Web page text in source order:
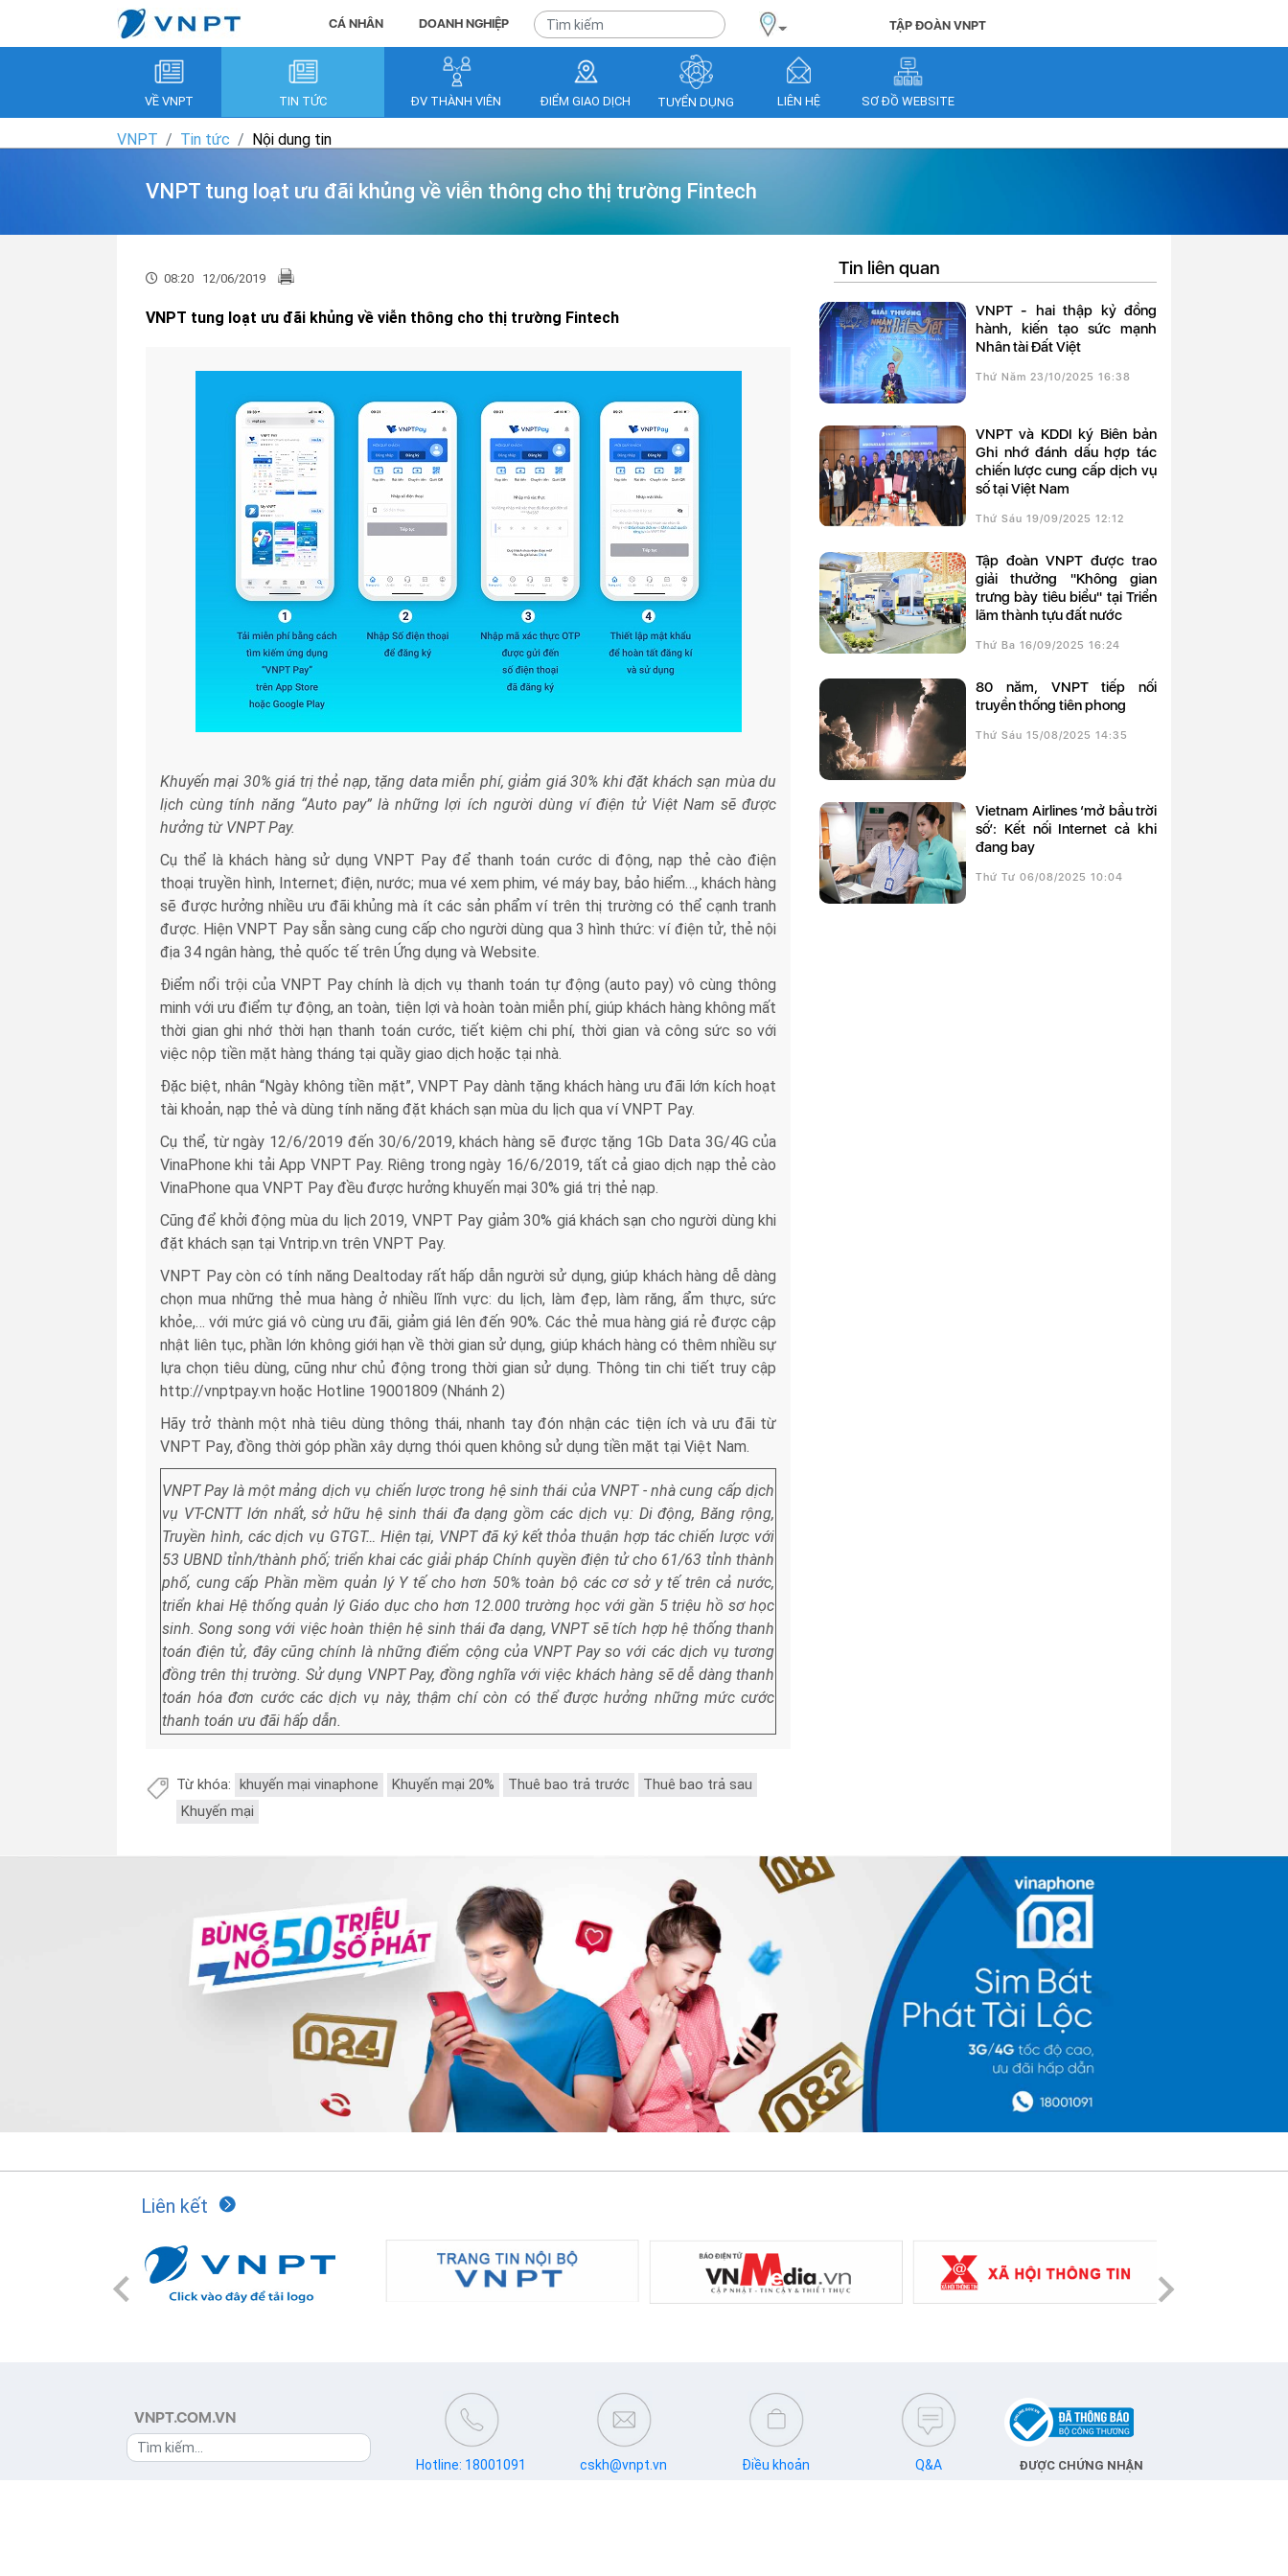
CÁ NHÂN DOANH NGHIỆP TẬP ĐOÀN VNPT
VỀ VNPT TIN TỨC ĐV THÀNH VIÊN ĐIỂM GIAO DỊCH TUYỂN DỤNG LIÊN HỆ SƠ ĐỒ WEBSITE
VNPT Tin tức Nội dung tin
VNPT tung loạt ưu đãi khủng về viễn thông cho thị trường Fintech
08:20 12/06/2019
VNPT tung loạt ưu đãi khủng về viễn thông cho thị trường Fintech
Khuyến mại 30% giá trị thẻ nạp, tặng data miễn phí, giảm giá 30% khi đặt khách sạn mùa du
lịch cùng tính năng “Auto pay” là những lợi ích người dùng ví điện tử Việt Nam sẽ được
hưởng từ VNPT Pay.
Cụ thể là khách hàng sử dụng VNPT Pay để thanh toán cước di động, nạp thẻ cào điện
thoại truyền hình, Internet; điện, nước; mua vé xem phim, vé máy bay, bảo hiểm…, khách hàng
sẽ được hưởng nhiều ưu đãi khủng mà ít các sản phẩm ví trên thị trường có thể cạnh tranh
được. Hiện VNPT Pay sẵn sàng cung cấp cho người dùng qua 3 hình thức: ví điện tử, thẻ nội
địa 34 ngân hàng, thẻ quốc tế trên Ứng dụng và Website.
Điểm nổi trội của VNPT Pay chính là dịch vụ thanh toán tự động (auto pay) vô cùng thông
minh với ưu điểm tự động, an toàn, tiện lợi và hoàn toàn miễn phí, giúp khách hàng không mất
thời gian ghi nhớ thời hạn thanh toán cước, tiết kiệm chi phí, thời gian và công sức so với
việc nộp tiền mặt hàng tháng tại quầy giao dịch hoặc tại nhà.
Đặc biệt, nhân “Ngày không tiền mặt”, VNPT Pay dành tặng khách hàng ưu đãi lớn kích hoạt
tài khoản, nạp thẻ và dùng tính năng đặt khách sạn mùa du lịch qua ví VNPT Pay.
Cụ thể, từ ngày 12/6/2019 đến 30/6/2019, khách hàng sẽ được tặng 1Gb Data 3G/4G của
VinaPhone khi tải App VNPT Pay. Riêng trong ngày 16/6/2019, tất cả giao dịch nạp thẻ cào
VinaPhone qua VNPT Pay đều được hưởng khuyến mại 30% giá trị thẻ nạp.
Cũng để khởi động mùa du lịch 2019, VNPT Pay giảm 30% giá khách sạn cho người dùng khi
đặt khách sạn tại Vntrip.vn trên VNPT Pay.
VNPT Pay còn có tính năng Dealtoday rất hấp dẫn người sử dụng, giúp khách hàng dễ dàng
chọn mua những thẻ mua hàng ở nhiều lĩnh vực: du lịch, làm đẹp, làm răng, ẩm thực, sức
khỏe,… với mức giá vô cùng ưu đãi, giảm giá lên đến 90%. Các thẻ mua hàng giá rẻ được cập
nhật liên tục, phần lớn không giới hạn về thời gian sử dụng, giúp khách hàng có thêm nhiều sự
lựa chọn tiêu dùng, cũng như chủ động trong thời gian sử dụng. Thông tin chi tiết truy cập
http://vnptpay.vn hoặc Hotline 19001809 (Nhánh 2)
Hãy trở thành một nhà tiêu dùng thông thái, nhanh tay đón nhận các tiện ích và ưu đãi từ
VNPT Pay, đồng thời góp phần xây dựng thói quen không sử dụng tiền mặt tại Việt Nam.
VNPT Pay là một mảng dịch vụ chiến lược trong hệ sinh thái của VNPT - nhàcung cấp dịch
vụ VT-CNTT lớn nhất, sở hữu hệ sinh thái đa dạng gồm các dịch vụ: Di động, Băng rộng,
Truyền hình, các dịch vụ GTGT… Hiện tại, VNPT đã ký kết thỏathuận hợp tác chiến lược với
53 UBND tỉnh/thành phố; triển khai các giải pháp Chính quyền điện tử cho 61/63 tỉnh thành
phố, cung cấp Phần mềm quản lý Y tế cho hơn 50% toàn bộ các cơ sở y tế trên cả nước,
triển khai Hệ thống quản lý Giáo dục cho hơn 12.000 trường học với gần 5 triệu hồ sơ học
sinh. Song song với việc hoàn thiệnhệ sinh thái đa dạng, VNPT sẽ tích hợp hệ thống thanh
toán điện tử, đây cũng chính lànhững điểm cộng của VNPT Pay so với các dịch vụ tương
đồng trên thị trường. Sửdụng VNPT Pay, đồng nghĩa với việc khách hàng sẽ dễ dàng thanh
toán hóa đơn cước các dịch vụ này, thậm chí còn có thể được hưởng những mức cước
thanh toán ưu đãi hấp dẫn.
Từ khóa: khuyến mại vinaphone Khuyến mại 20% Thuê bao trả trước
Thuê bao trả sau
Khuyến mại
Tin liên quan
VNPT - hai thập kỷ đồng
hành, kiến tạo sức mạnh
Nhân tài Đất Việt
Thứ Năm 23/10/2025 16:38
VNPT và KDDI ký Biên bản
Ghi nhớ đánh dấu hợp tác
chiến lược cung cấp dịch vụ
số tại Việt Nam
Thứ Sáu 19/09/2025 12:12
Tập đoàn VNPT được trao
giải thưởng "Không gian
trưng bày tiêu biểu" tại Triển
lãm thành tựu đất nước
Thứ Ba 16/09/2025 16:24
80 năm, VNPT tiếp nối
truyền thống tiên phong
Thứ Sáu 15/08/2025 14:35
Vietnam Airlines ‘mở bầu trời
số’: Kết nối Internet cả khi
đang bay
Thứ Tư 06/08/2025 10:04
Liên kết
Previous Next
VNPT.COM.VN
Hotline: 18001091 cskh@vnpt.vn Điều khoản Q&A ĐƯỢC CHỨNG NHẬN